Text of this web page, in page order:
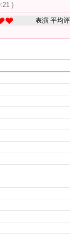
)
表演 平均